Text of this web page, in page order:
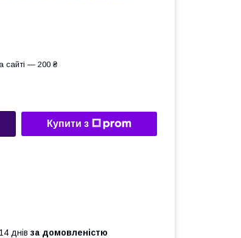
сайті — 200 ₴
Купити з
днів за домовленістю